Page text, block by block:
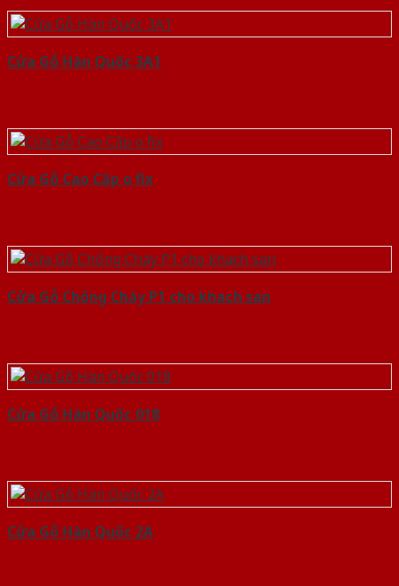
Cửa Gỗ Hàn Quốc 3A1
Cửa Gỗ Cao Cấp o fix
Cửa Gỗ Chống Cháy P1 cho khach san
Cửa Gỗ Hàn Quốc 018
Cửa Gỗ Hàn Quốc 2A